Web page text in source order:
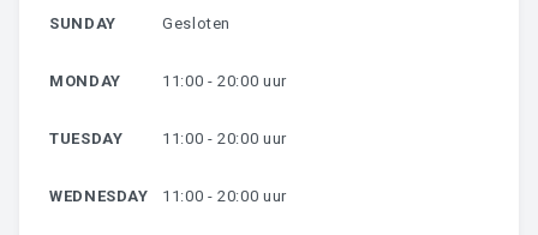
SUNDAY Gesloten
MONDAY 11:00 - 20:00 uur
TUESDAY 11:00 - 20:00 uur
WEDNESDAY 11:00 - 20:00 uur